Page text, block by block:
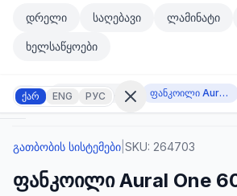
მთავარ კონტენტზე გადასვლა
მთავარ კონტენტზე გადასვლა
დრელი საღებავი ლამინატი
ხელსაწყოები
ქარ ENG РУС
შესვლა
არ
გაქვთ
გათბობის სისტემები ფანკოილი Aural One 60 SX
გათბობის სისტემები SKU: 264703
ფანკოილი Aural One